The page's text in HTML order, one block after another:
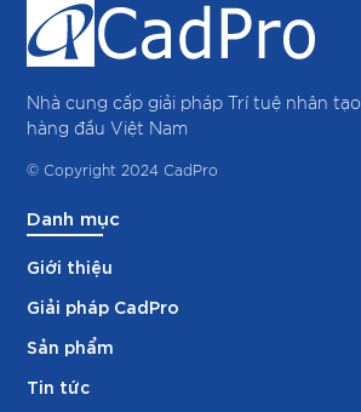
Nhà cung cấp giải pháp Trí tuệ nhân tạo
hàng đầu Việt Nam
© Copyright 2024 CadPro
Danh mục
Giới thiệu
Giải pháp CadPro
Sản phẩm
Tin tức